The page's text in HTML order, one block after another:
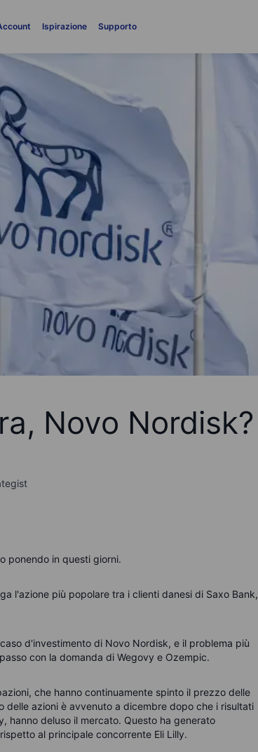
Ispirazione Supporto
Novo Nordisk?
ponendo in questi giorni.
l'azione più popolare tra i clienti danesi di Saxo Bank,
d'investimento di Novo Nordisk, e il problema più
con la domanda di Wegovy e Ozempic.
che hanno continuamente spinto il prezzo delle
azioni è avvenuto a dicembre dopo che i risultati
hanno deluso il mercato. Questo ha generato
al principale concorrente Eli Lilly.